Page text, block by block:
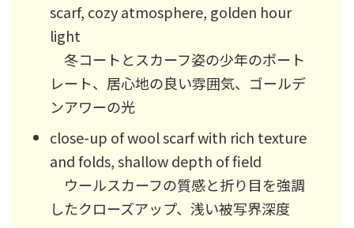
scarf, cozy atmosphere, golden hour
light
冬コートとスカーフ姿の少年のポート
レート、居心地の良い雰囲気、ゴールデ
ンアワーの光
close-up of wool scarf with rich texture
and folds, shallow depth of field
ウールスカーフの質感と折り目を強調
したクローズアップ、浅い被写界深度